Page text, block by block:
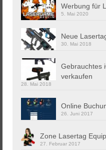
Werbung für
5. Mai 2020
Neue
30. Mai 2018
Gebrauchtes
verkaufen
28. Mai 2018
Online
26. Juni 2017
Zone Lasertag
27. Februar 2017